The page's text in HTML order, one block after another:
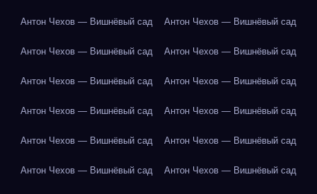
Антон Чехов — Вишнёвый сад Антон Чехов — Вишнёвый сад
Антон Чехов — Вишнёвый сад Антон Чехов — Вишнёвый сад
Антон Чехов — Вишнёвый сад Антон Чехов — Вишнёвый сад
Антон Чехов — Вишнёвый сад Антон Чехов — Вишнёвый сад
Антон Чехов — Вишнёвый сад Антон Чехов — Вишнёвый сад
Антон Чехов — Вишнёвый сад Антон Чехов — Вишнёвый сад